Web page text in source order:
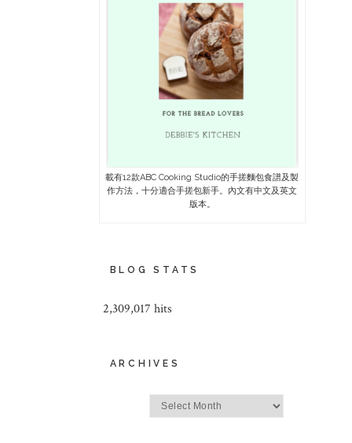
載有12款ABC Cooking Studio的手搓麵包食譜及製
作方法，十分適合手搓包新手。內文有中文及英文
版本。
BLOG STATS
2,309,017 hits
ARCHIVES